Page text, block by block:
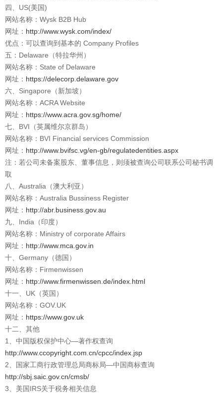
四、US(美国)
网站名称：Wysk B2B Hub
网址： http://www.wysk.com/index/
优点：可以查询到基本的 Company Profiles
五：Delaware（特拉华州）
网站名称：State of Delaware
网址： https://delecorp.delaware.gov
六、Singapore（新加坡）
网站名称：ACRA Website
网址： https://www.acra.gov.sg/home/
七、BVI（英属维尔京群岛）
网站名称：BVI Financial services Commission
网址： http://www.bvifsc.vg/en-gb/regulatedentities.aspx
注：若公司未备案股东、董事信息，则须被查询公司联系公司秘书调
取
八、Australia（澳大利亚）
网站名称：Australia Bussiness Register
网址： http://abr.business.gov.au
九、India（印度）
网站名称：Ministry of corporate Affairs
网址： http://www.mca.gov.in
十、Germany（德国）
网站名称：Firmenwissen
网址： http://www.firmenwissen.de/index.html
十一、UK（英国）
网站名称：GOV.UK
网址： https://www.gov.uk
十二、其他
1、中国版权保护中心—著作权查询
http://www.ccopyright.com.cn/cpcc/index.jsp
2、国家工商行政管理总局商标局—中国商标查询
http://sbj.saic.gov.cn/cmsb/
3、美国IRS关于税务相关信息